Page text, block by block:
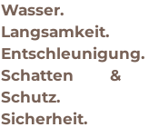
Wasser.
Langsamkeit.
Entschleunigung.
Schatten &
Schutz.
Sicherheit.